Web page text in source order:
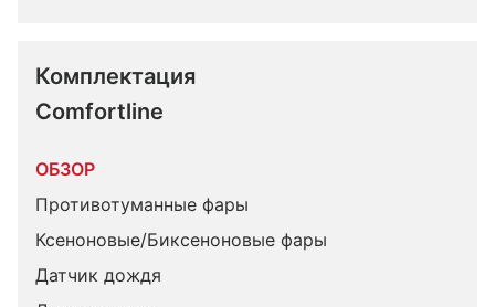
Комплектация
Comfortline
ОБЗОР
Противотуманные фары
Ксеноновые/Биксеноновые фары
Датчик дождя